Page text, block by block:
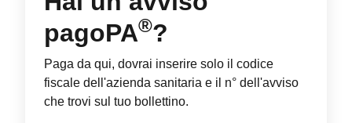
pagoPA®?
Paga da qui, dovrai inserire solo il codice
fiscale dell'azienda sanitaria e il n° dell'avviso
che trovi sul tuo bollettino.